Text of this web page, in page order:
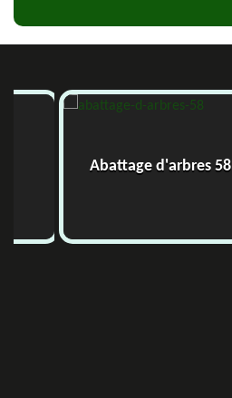
Abattage d'arbres 58